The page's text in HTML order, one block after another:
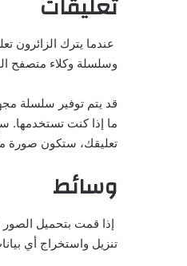
وسلسلة وكلاء متصفح
تعليقك، ستكون صورة
وسائط
تنزيل واستخراج أي